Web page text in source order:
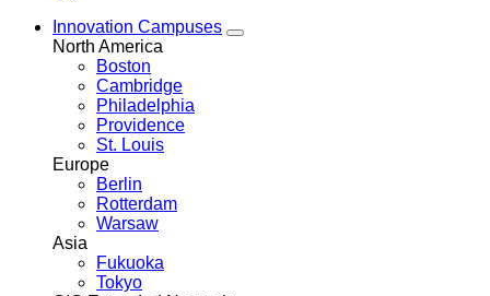
Innovation Campuses
Toggle
North America
Boston
Cambridge
Philadelphia
Providence
St. Louis
Europe
Berlin
Rotterdam
Warsaw
Asia
Fukuoka
Tokyo